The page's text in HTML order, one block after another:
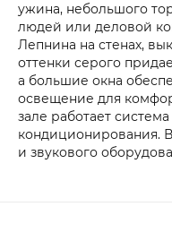
ужина, небольшого
людей или деловой
Лепнина на стенах,
оттенки серого
а большие окна
освещение для
зале работает
кондиционирования.
и звукового